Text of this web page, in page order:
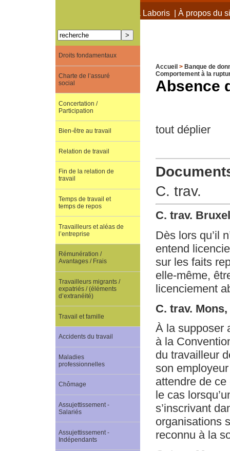
À propos de Terra Laboris| À propos du
Accueil > Banque de
Comportement à la
Absence
tout déplier
C. trav.
C. trav.
Dès lors qu’il
entend
sur les faits
elle-même,
licenciement
C. trav.
À la supposer
à la
du travailleur
son
attendre de ce
le cas
s’inscrivant
organisations
reconnu à la
Droits fondamentaux
Charte de l’assuré
social
Concertation /
Participation
Bien-être au travail
Relation de travail
Fin de la relation de
travail
Temps de travail et
temps de repos
Travailleurs et aléas de
l’entreprise
Rémunération /
Avantages / Frais
Travailleurs migrants /
expatriés / (éléments
d’extranéité)
Travail et famille
Accidents du travail
Maladies
professionnelles
Chômage
Assujettissement -
Salariés
Assujettissement -
Indépendants